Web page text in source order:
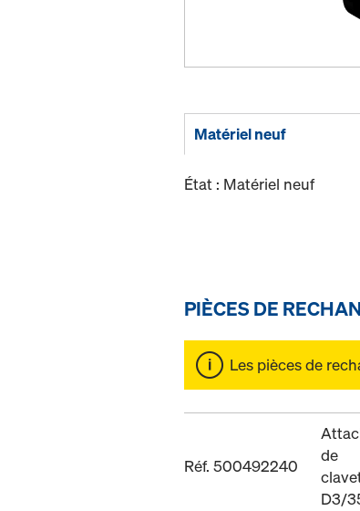
Matériel neuf
État : Matériel neuf
PIÈCES DE
Les pièces de
Réf. 500492240
de
D3/